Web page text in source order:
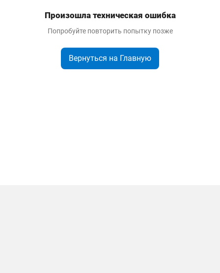
Произошла техническая ошибка
Попробуйте повторить попытку позже
Вернуться на Главную